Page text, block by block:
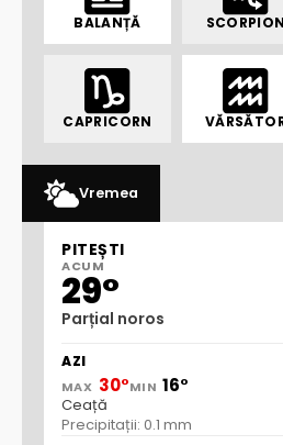
BALANȚĂ SCORPION
CAPRICORN
Vremea
PITEȘTI
ACUM
29°
Parțial noros
AZI
MAX 30°MIN 16°
Ceață
Precipitații: 0.1 mm